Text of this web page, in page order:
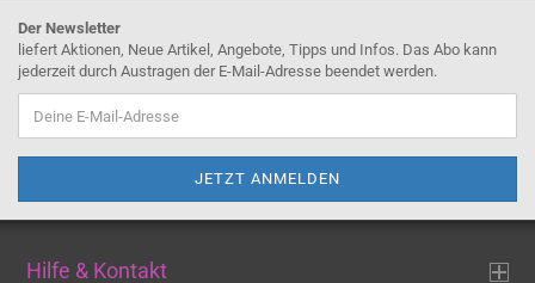
Der Newsletter
liefert Aktionen, Neue Artikel, Angebote, Tipps und Infos. Das Abo kann
jederzeit durch Austragen der E-Mail-Adresse beendet werden.
Hilfe & Kontakt